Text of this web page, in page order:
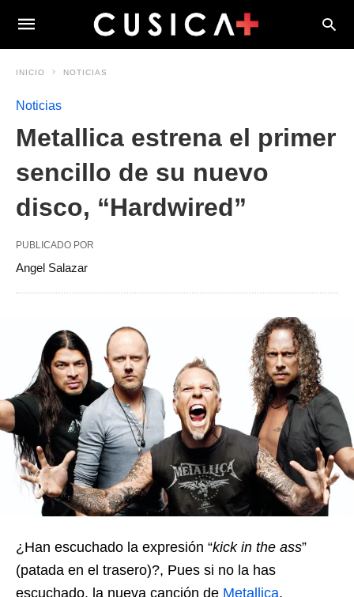
INICIO NOTICIAS
Noticias
Metallica estrena el primer
sencillo de su nuevo
disco, “Hardwired”
PUBLICADO POR
Angel Salazar
¿Han escuchado la expresión “kick in the ass”
(patada en el trasero)?, Pues si no la has
escuchado, la nueva canción de Metallica,